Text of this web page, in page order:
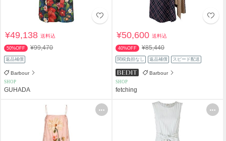
¥49,138送料込
50%OFF ¥99,470
返品補償
Barbour
SHOP
GUHADA
¥50,600送料込
40%OFF ¥85,440
関税負担なし 返品補償 スピード配送
Barbour
SHOP
fetching